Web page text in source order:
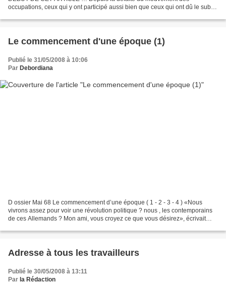
occupations, ceux qui y ont participé aussi bien que ceux qui ont dû le subir,
Le commencement d'une époque (1)
Publié le 31/05/2008 à 10:06
Par Debordiana
D ossier Mai 68 Le commencement d’une époque ( 1 - 2 - 3 - 4 ) «Nous
vivrons assez pour voir une révolution politique ? nous , les contemporains
de ces Allemands ? Mon ami, vous croyez ce que vous désirez», écrivait
Adresse à tous les travailleurs
Publié le 30/05/2008 à 13:11
Par la Rédaction